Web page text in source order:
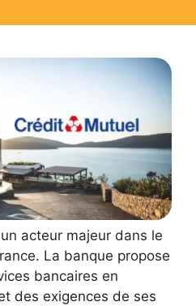
acteur majeur dans le
La banque propose
bancaires en
des exigences de ses